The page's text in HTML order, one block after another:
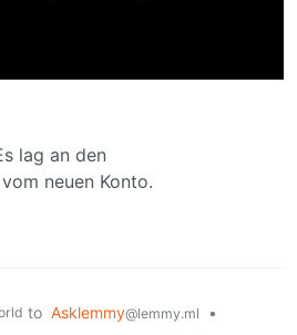
lag an den
neuen Konto.
to Asklemmy@lemmy.ml
•